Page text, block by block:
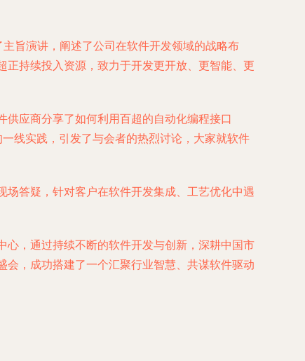
旨演讲，阐述了公司在软件开发领域的战略布
持续投入资源，致力于开发更开放、更智能、更
应商分享了如何利用百超的自动化编程接口
线实践，引发了与会者的热烈讨论，大家就软件
答疑，针对客户在软件开发集成、工艺优化中遇
，通过持续不断的软件开发与创新，深耕中国市
，成功搭建了一个汇聚行业智慧、共谋软件驱动